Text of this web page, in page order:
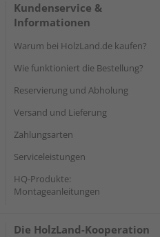
Kundenservice &
Informationen
Warum bei HolzLand.de kaufen?
Wie funktioniert die Bestellung?
Reservierung und Abholung
Versand und Lieferung
Zahlungsarten
Serviceleistungen
HQ-Produkte:
Montageanleitungen
Die HolzLand-Kooperation